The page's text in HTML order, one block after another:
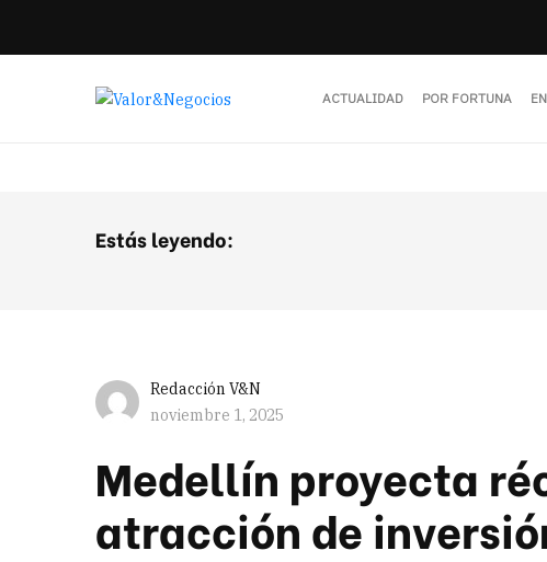
ACTUALIDAD POR FORTUNA
Estás leyendo:
Redacción V&N
noviembre 1, 2025
Medellín proyecta
atracción de